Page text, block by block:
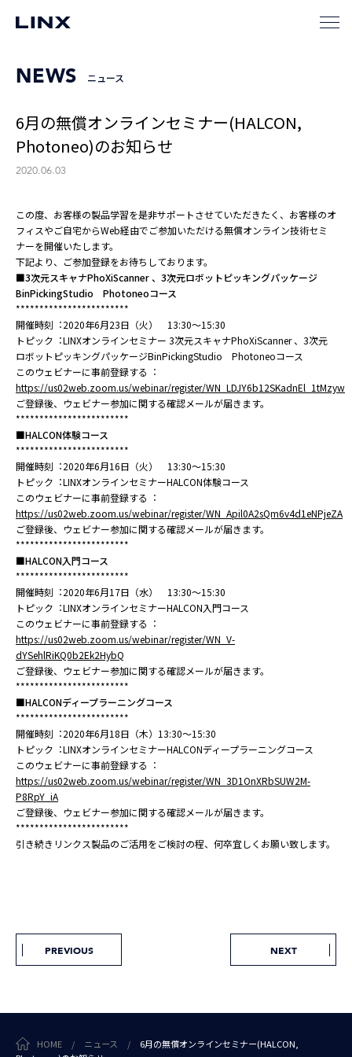
NEWS ニュース
6月の無償オンラインセミナー(HALCON,
Photoneo)のお知らせ
2020.06.03
この度、お客様の製品学習を是⾮サポートさせていただきたく、お客様のオ
フィスやご⾃宅からWeb経由でご参加いただける無償オンライン技術セミ
ナーを開催いたします。
下記より、ご参加登録をお待ちしております。
■3次元スキャナPhoXiScanner 、3次元ロボットピッキングパッケージ
BinPickingStudio Photoneoコース
************************
開催時刻︓2020年6月23日（火） 13:30～15:30
トピック︓LINXオンラインセミナー 3次元スキャナPhoXiScanner 、3次元
ロボットピッキングパッケージBinPickingStudio Photoneoコース
このウェビナーに事前登録する︓
https://us02web.zoom.us/webinar/register/WN_LDJY6b12SKadnEl_1tMzyw
ご登録後、ウェビナー参加に関する確認メールが届きます。
************************
■HALCON体験コース
************************
開催時刻︓2020年6月16日（火） 13:30～15:30
トピック︓LINXオンラインセミナーHALCON体験コース
このウェビナーに事前登録する︓
https://us02web.zoom.us/webinar/register/WN_Apil0A2sQm6v4d1eNPjeZA
ご登録後、ウェビナー参加に関する確認メールが届きます。
************************
■HALCON⼊⾨コース
************************
開催時刻︓2020年6⽉17⽇（⽔） 13:30〜15:30
トピック︓LINXオンラインセミナーHALCON⼊⾨コース
このウェビナーに事前登録する︓
https://us02web.zoom.us/webinar/register/WN_V-
dYSehlRiKQ0b2Ek2HybQ
ご登録後、ウェビナー参加に関する確認メールが届きます。
************************
■HALCONディープラーニングコース
************************
開催時刻︓2020年6月18日（木）13:30〜15:30
トピック︓LINXオンラインセミナーHALCONディープラーニングコース
このウェビナーに事前登録する︓
https://us02web.zoom.us/webinar/register/WN_3D1OnXRbSUW2M-
P8RpY_iA
ご登録後、ウェビナー参加に関する確認メールが届きます。
************************
引き続きリンクス製品のご活⽤をご検討の程、何卒宜しくお願い致します。
PREVIOUS NEXT
HOME / ニュース /
6月の無償オンラインセミナー(HALCON,